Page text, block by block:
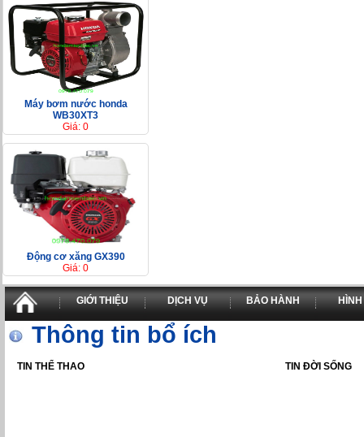
Máy bơm nước honda
WB30XT3
Giá: 0
Động cơ xăng GX390
Giá: 0
GIỚI THIỆU DỊCH VỤ BẢO HÀNH
Thông tin bổ ích
TIN THỂ THAO TIN ĐỜI SỐNG